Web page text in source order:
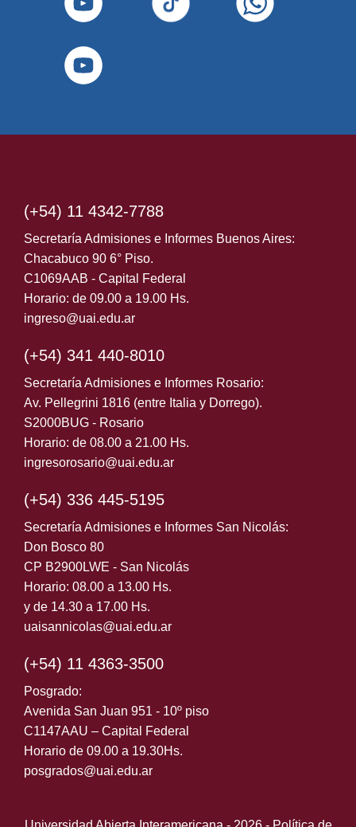
Esp. Milagros Gaya
Milagros.Gaya@UAI.edu.ar
(+54) 11 4342-7788
Secretaría Admisiones e Informes Buenos Aires:
Chacabuco 90 6° Piso.
C1069AAB - Capital Federal
Horario: de 09.00 a 19.00 Hs.
ingreso@uai.edu.ar
(+54) 341 440-8010
Secretaría Admisiones e Informes Rosario:
Av. Pellegrini 1816 (entre Italia y Dorrego).
S2000BUG - Rosario
Horario: de 08.00 a 21.00 Hs.
ingresorosario@uai.edu.ar
(+54) 336 445-5195
Secretaría Admisiones e Informes San Nicolás:
Don Bosco 80
CP B2900LWE - San Nicolás
Horario: 08.00 a 13.00 Hs.
y de 14.30 a 17.00 Hs.
uaisannicolas@uai.edu.ar
(+54) 11 4363-3500
Posgrado:
Avenida San Juan 951 - 10º piso
C1147AAU – Capital Federal
Horario de 09.00 a 19.30Hs.
posgrados@uai.edu.ar